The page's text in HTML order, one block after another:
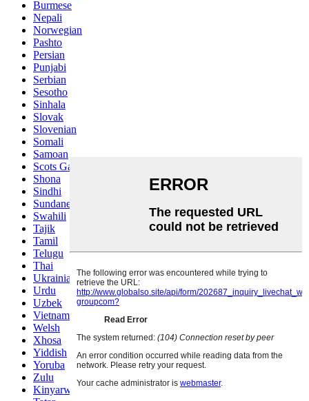
Burmese
Nepali
Norwegian
Pashto
Persian
Punjabi
Serbian
Sesotho
Sinhala
Slovak
Slovenian
Somali
Samoan
Scots Gaelic
Shona
Sindhi
Sundanese
Swahili
Tajik
Tamil
Telugu
Thai
Ukrainian
Urdu
Uzbek
Vietnamese
Welsh
Xhosa
Yiddish
Yoruba
Zulu
Kinyarwanda